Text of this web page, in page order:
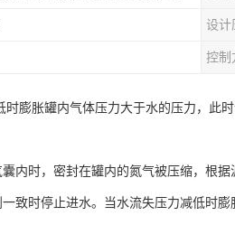
设计
控制
膨胀罐内气体压力大于水的压力，此
内时，密封在罐内的氮气被压缩，根
致时停止进水。当水流失压力减低时